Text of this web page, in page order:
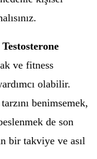
ve fitness
olabilir.
benimsemek,
de son
bir takviye ve asıl